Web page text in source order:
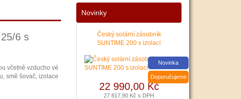
6 s
včetně vzducho vé
smě šovač, izolace
Nové podmínky dotací na nové solární systémy,
Novinky
Český solární zásobník
SUNTIME 200 s izolací
Novinka
Doporučujeme
22 990,00 Kč
27 817,90 Kč s DPH